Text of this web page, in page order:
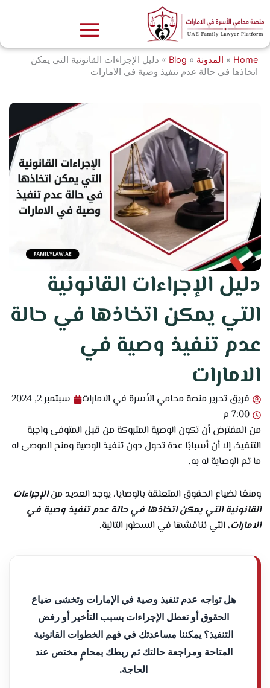
إلى
المحتوى
Home
» المدونة »
Blog
» دليل الإجراءات القانونية التي يمكن
اتخاذها في حالة عدم تنفيذ وصية في الامارات
دليل الإجراءات القانونية
التي يمكن اتخاذها في حالة
عدم تنفيذ وصية في
الامارات
فريق تحرير منصة محامي الأسرة في الامارات
سبتمبر 2, 2024
7:00 م
من المفترض أن تكون الوصية المتروكة من قبل المتوفى واجبة
التنفيذ، إلا أن أسبابًا عدة تحول دون تنفيذ الوصية ومنح الموصى له
ما تم الوصاية له به.
ومنعًا لضياع الحقوق المتعلقة بالوصايا، يوجد العديد منالإجراءات
القانونية التي يمكن اتخاذها في حالة عدم تنفيذ وصية في
الامارات، التي نناقشها في السطور التالية.
هل تواجه عدم تنفيذ وصية في الإمارات وتخشى ضياع
الحقوق أو تعطل الإجراءات بسبب التأخير أو رفض
التنفيذ؟ يمكننا مساعدتك في فهم الخطوات القانونية
المتاحة ومراجعة حالتك ثم ربطك بمحامٍ مختص عند
الحاجة.